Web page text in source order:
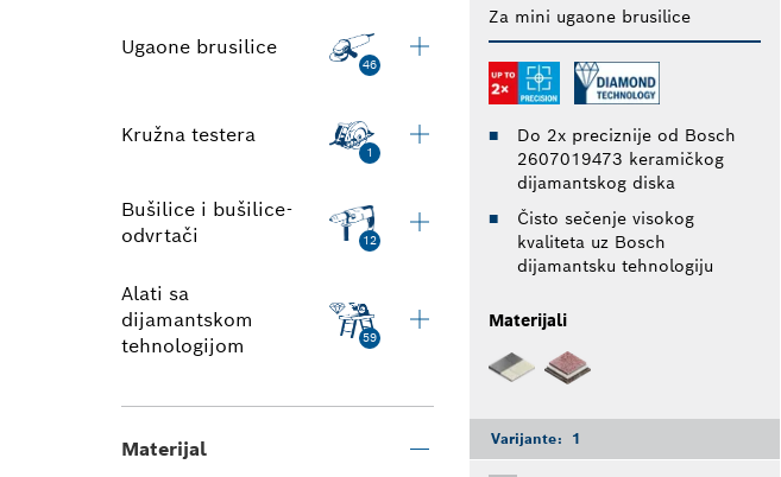
Ugaone brusilice
46
Kružna testera
1
Bušilice i bušilice-
odvrtači
12
Alati sa
dijamantskom
tehnologijom
59
Materijal
Za mini ugaone brusilice
Do 2x preciznije od Bosch
2607019473 keramičkog
dijamantskog diska
Čisto sečenje visokog
kvaliteta uz Bosch
dijamantsku tehnologiju
Materijali
Varijante: 1